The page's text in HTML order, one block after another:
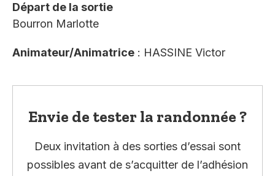
Départ de la sortie
Bourron Marlotte
Animateur/Animatrice : HASSINE Victor
Envie de tester la randonnée ?
Deux invitation à des sorties d’essai sont
possibles avant de s’acquitter de l’adhésion